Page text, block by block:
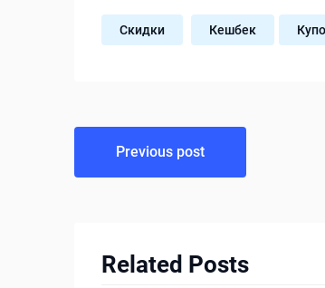
Скидки Кешбек
Навигация
по
Previous post
Related Posts